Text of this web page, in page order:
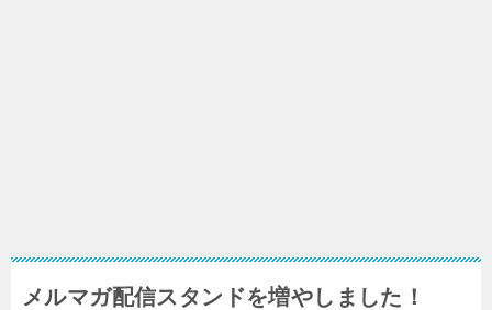
メルマガ配信スタンドを増やしました！